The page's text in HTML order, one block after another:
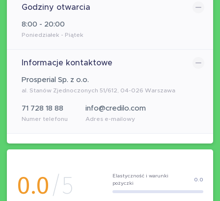
Godziny otwarcia
8:00 - 20:00
Poniedziałek - Piątek
Informacje kontaktowe
Prosperial Sp. z o.o.
al. Stanów Zjednoczonych 51/612, 04-026 Warszawa
71 728 18 88
Numer telefonu
info@credilo.com
Adres e-mailowy
0.0/5
Elastyczność i warunki
pożyczki
0.0